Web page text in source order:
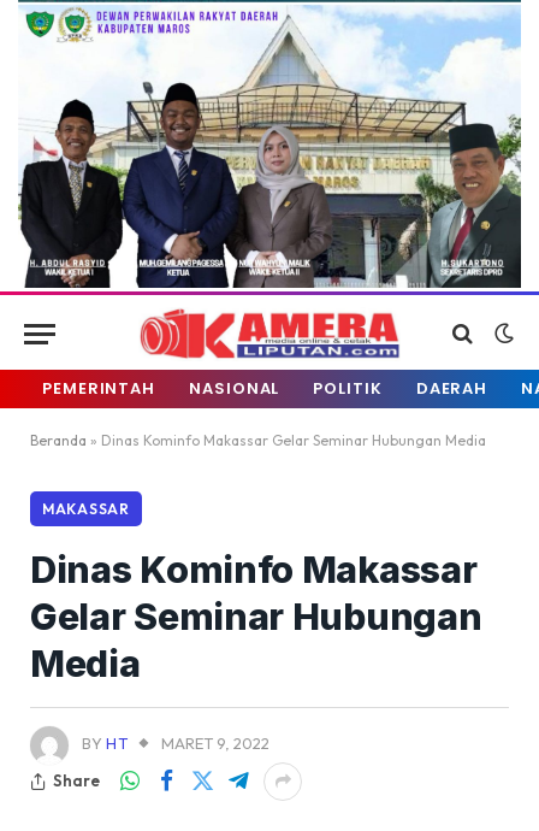
PEMERINTAH NASIONAL POLITIK DAERAH
Beranda » Dinas Kominfo Makassar Gelar Seminar Hubungan Media
MAKASSAR
Dinas Kominfo Makassar
Gelar Seminar Hubungan
Media
BY HT
MARET 9, 2022
Share